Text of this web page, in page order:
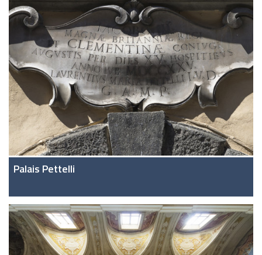
Palais Pettelli